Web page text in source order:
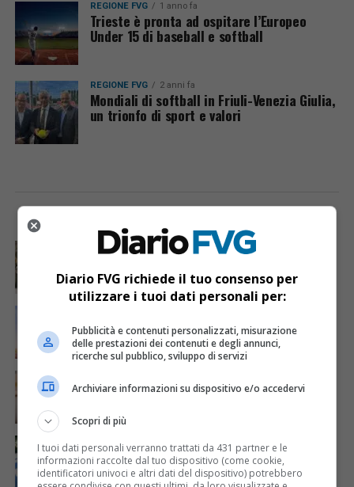
REGIONE FVG 1 anno fa
Trieste è pronta ad ospitare l’Europeo
Under 15 di baseball e softball
REGIONE FVG 2 anni fa
Mondiali di softball in Friuli-Venezia Giulia,
un trionfo di sport e valori
CRONACA & ATTUALITÀ 5 giorni fa
Acqua da usare con cautela nell’Udinese: ecco tutte
le frazioni sotto osservazione
Bollette più leggere nei condomini, nuovo bando FVG
per l’efficientamento energetico
Mattia Ranghetti muore a 29 anni dopo la
Arrivano 142 nuovi poliziotti in Friuli-Venezia Giulia:
61 saranno assegnati a Trieste
Diario FVG richiede il tuo consenso per
utilizzare i tuoi dati personali per:
Pubblicità e contenuti personalizzati, misurazione
delle prestazioni dei contenuti e degli annunci,
ricerche sul pubblico, sviluppo di servizi
Archiviare informazioni su dispositivo e/o accedervi
Scopri di più
I tuoi dati personali verranno trattati da 431 partner e le
informazioni raccolte dal tuo dispositivo (come cookie,
identificatori univoci e altri dati del dispositivo) potrebbero